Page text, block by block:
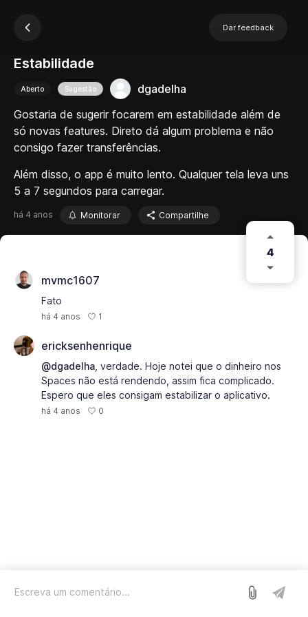
Dar feedback
Estabilidade
Aberto Sugestão
dgadelha
Gostaria de sugerir focarem em estabilidade além de
só novas features. Direto dá algum problema e não
consigo fazer transferências.
Além disso, o app é muito lento. Qualquer tela leva uns
5 a 7 segundos para carregar.
há 4 anos Monitorar Compartilhe
4
mvmc1607
Fato
há 4 anos 1
ericksenhenrique
@dgadelha , verdade. Hoje notei que o dinheiro nos
Spaces não está rendendo, assim fica complicado.
Espero que eles consigam estabilizar o aplicativo.
há 4 anos 0
Nós usamos o Sleekplan